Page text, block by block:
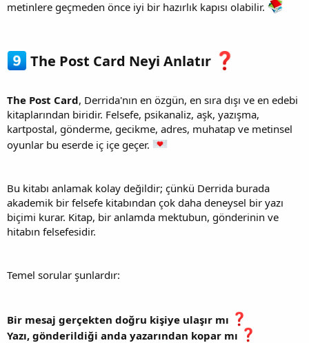
metinlere geçmeden önce iyi bir hazırlık kapısı olabilir.
The Post Card Neyi Anlatır
The Post Card, Derrida'nın en özgün, en sıra dışı ve en edebi
kitaplarından biridir. Felsefe, psikanaliz, aşk, yazışma,
kartpostal, gönderme, gecikme, adres, muhatap ve metinsel
oyunlar bu eserde iç içe geçer.
Bu kitabı anlamak kolay değildir; çünkü Derrida burada
akademik bir felsefe kitabından çok daha deneysel bir yazı
biçimi kurar. Kitap, bir anlamda mektubun, gönderinin ve
hitabın felsefesidir.
Temel sorular şunlardır:
Bir mesaj gerçekten doğru kişiye ulaşır mı
Yazı, gönderildiği anda yazarından kopar mı